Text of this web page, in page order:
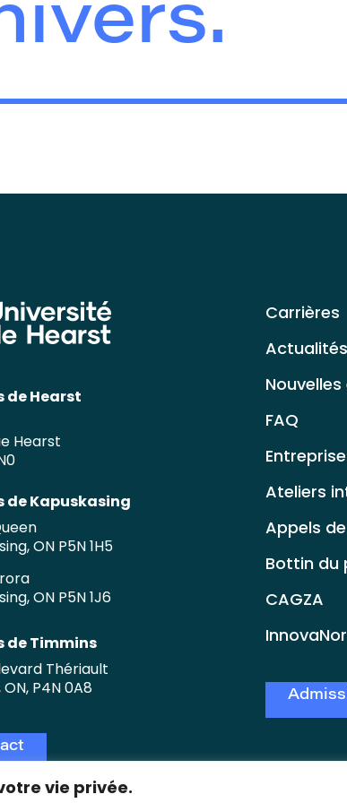
vie privée.
de Hearst
Hearst
de Kapuskasing
ON P5N 1H5
ON P5N 1J6
de Timmins
Thériault
P4N 0A8
Carrières
FAQ
Ateliers
Appels
Bottin du
CAGZA
InnovaNor